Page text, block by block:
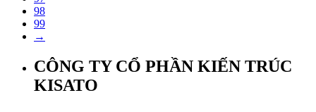
98
99
→
CÔNG TY CỔ PHẦN KIẾN TRÚC
KISATO